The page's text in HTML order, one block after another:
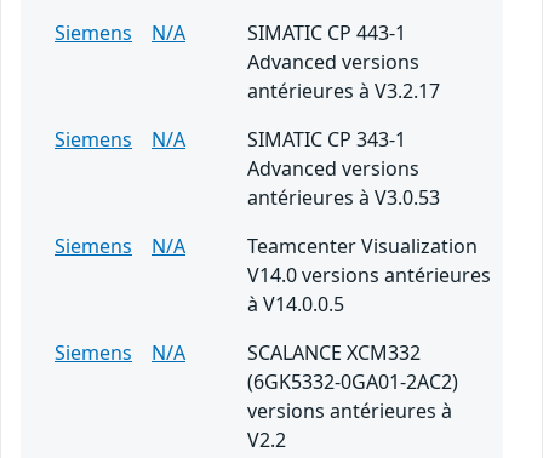
Siemens
N/A
SIMATIC CP 443-1
Advanced versions
antérieures à V3.2.17
Siemens
N/A
SIMATIC CP 343-1
Advanced versions
antérieures à V3.0.53
Siemens
N/A
Teamcenter Visualization
V14.0 versions antérieures
à V14.0.0.5
Siemens
N/A
SCALANCE XCM332
(6GK5332-0GA01-2AC2)
versions antérieures à
V2.2